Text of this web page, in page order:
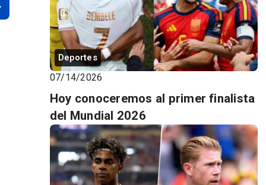
Deportes
07/14/2026
Hoy conoceremos al primer finalista
del Mundial 2026